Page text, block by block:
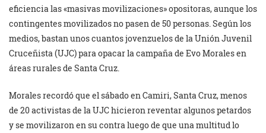
eficiencia las «masivas movilizaciones» opositoras, aunque los
contingentes movilizados no pasen de 50 personas. Según los
medios, bastan unos cuantos jovenzuelos de la Unión Juvenil
Cruceñista (UJC) para opacar la campaña de Evo Morales en
áreas rurales de Santa Cruz.
Morales recordó que el sábado en Camiri, Santa Cruz, menos
de 20 activistas de la UJC hicieron reventar algunos petardos
y se movilizaron en su contra luego de que una multitud lo